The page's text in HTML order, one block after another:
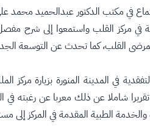
في مكتب الدكتور عبدالحميد محمد
في مركز القلب واستمعوا إلى شرح
القلب، كما تحدث عن التوسعة
في المدينة المنورة بزيارة
شاملا عن ذلك معربا عن رغبته في
الطبية المقدمة في المركز إلى